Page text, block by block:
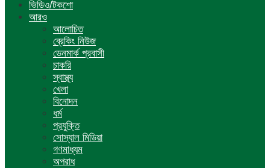
ভিডিও/টকশো
আরও
আলোচিত
ব্রেকিং নিউজ
ডেনমার্ক প্রবাসী
চাকরি
স্বাস্থ্য
খেলা
বিনোদন
ধর্ম
প্রযুক্তি
সোস্যাল মিডিয়া
গণমাধ্যম
অপরাধ